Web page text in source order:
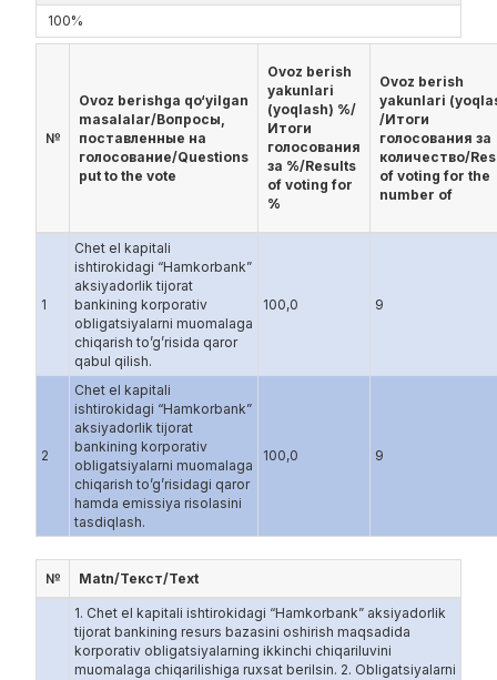
100%
№
Ovoz berishga qo‘yilgan
masalalar/Вопросы,
поставленные на
голосование/Questions
put to the vote
Ovoz berish
yakunlari
(yoqlash) %/
Итоги
голосования
за %/Results
of voting for
%
Ovoz berish
yakunlari
/Итоги
голосования за
количество/
of voting for the
number of
1
Chet el kapitali
ishtirokidagi “Hamkorbank”
aksiyadorlik tijorat
bankining korporativ
obligatsiyalarni muomalaga
chiqarish to’g’risida qaror
qabul qilish.
100,0 9
2
Chet el kapitali
ishtirokidagi “Hamkorbank”
aksiyadorlik tijorat
bankining korporativ
obligatsiyalarni muomalaga
chiqarish to’g’risidagi qaror
hamda emissiya risolasini
tasdiqlash.
100,0 9
№ Matn/Текст/Text
1. Chet el kapitali ishtirokidagi “Hamkorbank” aksiyadorlik tijorat bankining resurs bazasini oshirish maqsadida korporativ obligatsiyalarning ikkinchi chiqariluvini muomalaga chiqarilishiga ruxsat berilsin. 2. Obligatsiyalarni muomalaga chiqarish miqdori, shartlari, muddatlari va obligatsiyalar bo’yicha daromadni belgilash tartibi quyidagicha belgilansin:  chiqarilishdagi obligatsiyalarning miqdorini bankning o’z kapitali miqdori doirasida belgilash uchun egasining nomi yozilgan diskontlik, hujjatsiz shaklda, 50 000 (ellik ming) dona, nominal qiymati 1 000 000 (bir million) so’mdan bo’lgan, umumiy summasi 50 000 000 000 (ellik milliard) so’m deb belgilansin;  obligatsiyaning daromadi nominal qiymati boʻyicha belgilangan muddatda soʻndirish hisobiga amalga oshirish, bunda daromad sotish bahosi va obligatsiyaning nominal qiymati oʻrtasidagi farq hisobiga, ya’ni diskont orqali har bir obligatsiyani joylashtirishni boshlash sanasida 819 672,13 (sakkiz yuz o’n to’qqiz ming olti yuz yetmish ikki so’m 13 tiyin) so’mdan boshlab joylashtirilsin hamda keyingi har bir joylashtirish bahosi - boshlang’ich bahosiga kunlik diskont qiymati qo’shilgan narx bo’yicha joylashtirilsin;  mazkur chiqarilishdagi korporativ obligatsiyalar soni cheklanmagan investorlar o’rtasida ommaviy usulda (ochiq obuna yo’li bilan) joylashtiruvi amalga oshirilsin;  obligatsiyalarni joylashtirish muddati – mazkur chiqarilishdagi obligatsiyalar qimmatli qog’ozlar bozorini tartibga solish bo’yicha vakolatli davlat organi tomonidan davlat ro’yxatiga olingan kundan boshlab bir yil davomida joylashtiruvi amalga oshirilsin;  obligatsiyalarni joylashtirishni boshlash sanasi – obligatsiyalarning chiqarilishi davlat ro’yxatidan o’tkazilganligi to’g’risidagi xabar ommaviy axborot vositalariga eʼlon qilingan sanadan boshlab 15 (o’n beshinchi) kundan hisoblansin. Agar obligatsiyalarni joylashtirishning boshlanish sanasi bank hisob-kitob operatsiyalari uchun dam olish kuniga to’g’ri kelsa, bu holda obligatsiyalarni joylashtirishning boshlanish sanasi ushbu kunlardan keyingi birinchi ish kuniga ko’chirilsin;  obligatsiyalarning joylashtirishning tugash sanasi – mazkur chiqarilishning so’nggi obligatsiya joylashtirilgan kun. Biroq obligatsiyalarni joylashtirishni yakunlanish sanasi, mazkur chiqarilish qimmatli qog’ozlar bozorini tartibga solish bo’yicha vakolatli davlat organida davlat ro’yxatiga olingan kundan boshlab bir yildan oshmasligi lozim;  ushbu chiqarilishdagi obligatsiyalar uchun to’lovlar qimmatli qog’ozlarning uyushgan savdo tashkilotchisi qoidalariga muvofiq tuziladigan bitimlar asosida naqdsiz pul o’tkazish yoʻli bilan hisob-kitoblarni O’zbekiston Respublikasi milliy valyutasida amalga oshirish. Obligatsiyalar bo’yicha pulsiz vositalar bilan to’lovlar amalga oshirilmasin;  obligatsiyalarning muomala muddatini – obligatsiyalar joylashtirilishi boshlangan sanadan boshlab 365 (uch yuz oltmish besh) kun qilib belgilash. Mazkur muddat yakuni bo’yicha obligatsiyalar uchun toʻlov sifatida olingan pul mablag’larni, shuningdek to’lanishi lozim bo’lgan diskont ko’rinishidagi daromadlarni to’lash amalga oshirilsin;  ushbu obligatsiyalarning muomala muddati yakunlangan sanasi bo’yicha har bir obligatsiya egasiga sotish bahosi va obligatsiyaning nominal qiymati o‘rtasidagi farq hisobiga daromad belgilansin;  obligatsiyalar boʻyicha diskont ko’rinishdagi daromadlar bank tomonidan tegishli davrning oxirgi sanasida tuzilgan obligatsiyalar egalari reestrida ro’yxatdan oʻtgan obligatsiya egasiga to’lab berilsin, bunda: • bitta obligatsiyani diskont orqali joylashtirish quyidagi formula bo’yicha aniqlansin: N / (1+ P ) = Dn, bunda: Dn – obligatsiyani joylashtirish narxi; N – obligatsiyaning nominal qiymati – 1 000 000 so’m; 1 – obligatsiyani muomalada bo’lish yili – 1 yil; P – diskont orqali joylashtirishdagi yillik foiz stavkasi – 22 %. 1 000 000 / (1+22%) = 819 672,13 so’m. **Izoh: Joylashtiriladigan obligatsiya summasi bir tiyinga qadar aniqlik bilan belgilanadi. • bir obligatsiyaga kunlik diskont ko’rinishdagi daromadlarini hisoblash quyidagi formula bo’yicha aniqlansin: Dn * (P / 365) * Y = X, bunda: X – joylashtirilgan obligatsiya bo’yicha daromadi; Dn – obligatsiyani joylashtirish narxi - 819 672,13 so’m; P – diskont orqali joylashtirishdagi yillik foiz stavkasi – 22 %. 365 – obligatsiyani muomalada bo’lish kuni – 365 kun; Y – obligatsiyaning turgan bir kunligi – 1 kun; 819 672,13 * (22% /365) * 1 = 494,05 so’m. **Izoh: diskont ko’rinishdagi daromad miqdori bir tiyinga qadar aniqlik bilan belgilanadi. 3. Obligatsiyalarni muddatidan oldin so’ndirish ehtimoli va shartlarini belgilash tartibi quyidagicha belgilansin:  obligatsiyalarni soʻndirish sanasi, joylashtirishni boshlanish sanasidan boshlab 366 (uch yuz oltmish oltinchi) kunga o’tgan kun deb hisoblansin;  obligatsiyalarini muddatidan oldin so’ndirish, obligatsiyalar joylashtirilgan sanadan boshlab 365 (uch yuz oltmish besh) kundan ilgari soʻndirishni amalga oshirish mumkin emas deb belgilash, bunda sud tomonidan haqiqiy emas deb topilishi, obligatsiyalarni joylashtirish muddatlarida joylashtirilmasligi, bank o’z kapitali miqdori kamaytirilganda va/yoki bank qayta tashkil etilgan va tugatilish hollari bundan mustasno deb belgilansin;  bank obligatsiyalarni muddatidan oldin so’ndirish to’g’risida vaziyatlar yuzaga kelganda, bank Kuzatuv kengashiga bank qonunchilikda va mazkur bo’liming birinchi xat boshisida ko’zda tutilgan holatlari yuzaga kelganda obligatsiyalarni muddatidan oldin qaytarib sotib olish to’g’risida tegishli qaror qabul qilish vakolatini berilsin;  mazkur obligatsiya egalarining obligatsiyalarini muddatidan oldin so’ndirish to’g’risida vaziyatlar yuzaga kelganda, muddatidan oldin so’ndirish bo’yicha Qimmatli qog’ozlar markaziy depozitariysiga ushbu obligatsiyalarni harakatsizlantirish hamda obligatsiyalarni harakatsizlantirish sanasiga obligatsiya egalari reestrini tuzish bo’yicha topshiriqnoma berilsin;  bank obligatsiyalarni muddatidan oldin so’ndirish to’g’risida obligatsiya egalarini 10 (o’n) kun oldin yozma shaklda obligatsiya egalarining reestrida aks ettirilgan maʼlumotlari (manzillari) bo’yicha xabardor qilinsin;  bank obligatsiya egalariga obligatsiyaning dastlabki joylashtirish qiymati hamda ushbu obligatsiya bo’yicha hisoblangan diskont ko’rinishidagi daromadlarini bank Kuzatuv kengashi qaror qabul qilgan kundan boshlab 10 (o’n) kun ichida Qimmatli qog’ozlar markaziy depozitariydan olingan obligatsiya egalari reestrida ko’rsatilgan bank rekvizitiga o’tkazib berishni amalga oshirilsin;  bank obligatsiyalarni muddatidan oldin so’ndirish bo’yicha bankning Kuzatuv kengashi qarori qabul qilingan kunidan boshlab, mazkur obligatsiyalarga to’lovlarni amalga oshirish maqsadida ajratilgan kunlar uchun qo’shimcha to’lovlar to’lanmasin;  obligatsiyalarni muddatidan oldin so’ndirish boʻyicha yuqorida ko’rsatilgan shartlar yuzaga kelgan kundan 2 (ikki) ish kuni ichida O’zbekiston Respublikasi Istiqbolli loyihalar milliy agentligi korporativ axborot yagona portali (www.openinfo.uz), bankning rasmiy veb-sayti (www.hamkorbank.uz) va “Toshkent” Respublika fond birjasining rasmiy veb-saytida (www.uzse.uz) ushbu fakt to’g’risida rasmiy xabarni eʼlon qilib, maʼlumotlarni obligatsiya egalariga yetkazilsin;  bank tomonidan ushbu chiqarilishdagi obligatsiyalarni muomala muddati davomida birja va birjadan tashqari savdolarida qayta sotish maqsadida sotib olishi va boshqa investorlarga sotishi mumkinligini belgilansin. 4. Obligatsiyalarni chiqarilishi amalga oshmagan yoki haqiqiy emas deb topilgan taqdirda bank tomonidan obligatsiyalar uchun to’langan mablag’larning qaytarish tartibi quyidagicha belgilansin:  obligatsiyalar chiqarilishi amalga oshmagan yoki haqiqiy emas deb topilganligi toʻgʻrisidagi maʼlumotlar, tegishli qaror qabul qilingan kundan boshlab 2 (ikki) ish kuni ichida Biznes Daily “Birja” gazetasida, shuningdek O’zbekiston Respublikasi Istiqbolli loyihalar milliy agentligi korporativ axborot yagona portali (www.openinfo.uz), bankning rasmiy veb-sayti (www.hamkorbank.uz) va “Toshkent” Respublika fond birjasining rasmiy veb-saytida (www.uzse.uz) belgilangan tartibda oshkor qilinsin;  obligatsiyalar chiqarilishi amalga oshmagan yoki haqiqiy emas deb topilgan kundan boshlab 10 (o’n) kun ichida obligatsiyalar egalarining reestri asosida, obligatsiyalar uchun to’langan mablagʻlar va yig’ilgan diskont to’lovlarini qonunchilikda belgilangan tartibda investorlarga qaytarilsin;  obligatsiyalar chiqarilishi amalga oshmagan yoki haqiqiy emas deb topilgan paytdan eʼtiboran bank ushbu qaror asosida chiqarilgan obligatsiyalar boʻyicha diskont ko’rinishidagi daromadlarni hisoblash to’xtatilsin;  bank tomonidan obligatsiya egalariga obligatsiyalarning chiqarilishi amalga oshmagan yoki haqiqiy emas deb topilganidan so’ng, to’lovlarni amalga oshirish maqsadida ajratilgan kunlar uchun diskont ko’rinishidagi daromadlarni to’lanmasin. 5. Bank tomonidan obligatsiya egalari bilan hisob-kitoblarni amalga oshirishiruvchi to’lov agenti quyidagicha belgilansin:  Ushbu chiqarilishdagi obligatsiyalar bo’yicha majburiyatlarni naqd pulda to’lanishi ko’zda tutilmaganligi sababli to’lov agenti jalb etilmaydi. 6. Obligatsiyalarni joylashtirish jarayoni bo’yicha anderrayter (anderrayterlar guruhi) tanlash hamda tegishli axborotlarni qonun hujjatlarida belgilangan tartib va muddatlarda ommaviy axborot vositalarida oshkor qilish quyidagicha belgilansin:  obligatsiyalarni joylashtirish bo’yicha xizmatlar, shu jumladan anderrayter xizmatlarini ko’rsatuvchi “HBCapital” masʼuliyati cheklangan jamiyati investitsiya vositachisini jalb qilgan holda amalga oshirilsin;  bank Boshqaruv raisiga “HBCapital” MCHJ oʻrtasida anderrayterlik shartnomasini rasmiylashtirish vazifasi yuklatilsin;  obligatsiyalarni joylashtirish bo’yicha axborotlarni qonun hujjatlarida belgilangan tartib va muddatlarda ommaviy axborot vositalarida osh